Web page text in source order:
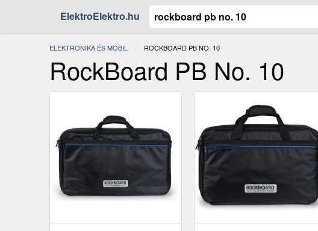
ElektroElektro.hu
ELEKTRONIKA ÉS MOBIL JELENLEGI:
ROCKBOARD PB NO. 10
RockBoard PB No. 10